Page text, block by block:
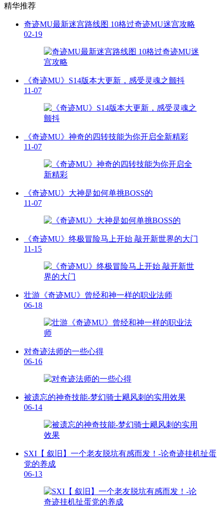
精华推荐
奇迹MU最新迷宫路线图 10格过奇迹MU迷宫攻略
02-19
《奇迹MU》S14版本大更新，感受灵魂之颤抖
11-07
《奇迹MU》神奇的四转技能为你开启全新精彩
11-07
《奇迹MU》大神是如何单挑BOSS的
11-07
《奇迹MU》终极冒险马上开始 敲开新世界的大门
11-15
壮游《奇迹MU》曾经和神一样的职业法师
06-18
对奇迹法师的一些心得
06-16
被遗忘的神奇技能-梦幻骑士飓风刺的实用效果
06-14
SXI【 叙旧】一个老友脱坑有感而发！-论奇迹挂机扯蛋
党的养成
06-13